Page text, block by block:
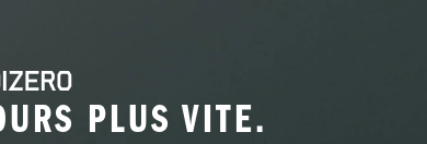
PLUS VITE.